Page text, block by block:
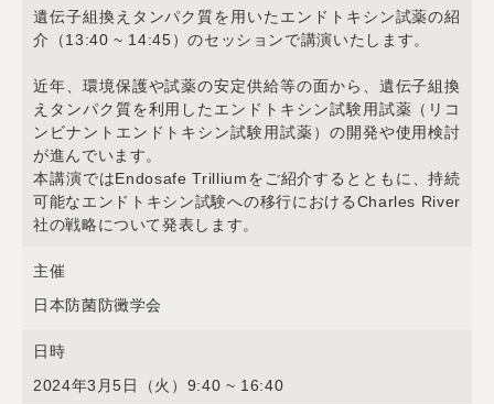
遺伝子組換えタンパク質を用いたエンドトキシン試薬の紹
介（13:40 ~ 14:45）のセッションで講演いたします。
近年、環境保護や試薬の安定供給等の面から、遺伝子組換
えタンパク質を利用したエンドトキシン試験用試薬（リコ
ンビナントエンドトキシン試験用試薬）の開発や使用検討
が進んでいます。
本講演ではEndosafe Trilliumをご紹介するとともに、持続
可能なエンドトキシン試験への移行におけるCharles River
社の戦略について発表します。
主催
日本防菌防黴学会
日時
2024年3月5日（火）9:40 ~ 16:40